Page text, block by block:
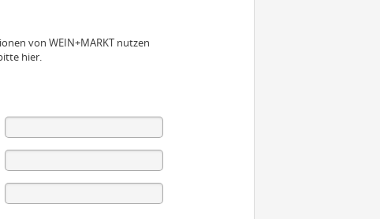
von WEIN+MARKT nutzen
hier.